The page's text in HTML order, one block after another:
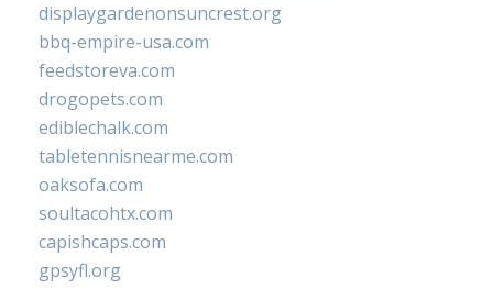
displaygardenonsuncrest.org
bbq-empire-usa.com
feedstoreva.com
drogopets.com
ediblechalk.com
tabletennisnearme.com
oaksofa.com
soultacohtx.com
capishcaps.com
gpsyfl.org